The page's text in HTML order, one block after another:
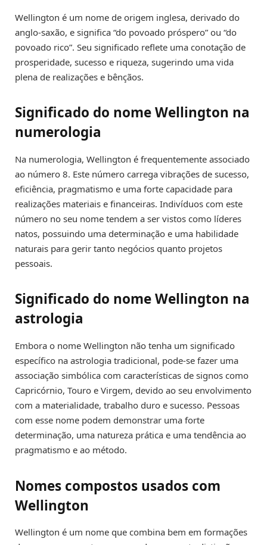
Wellington é um nome de origem inglesa, derivado do
anglo-saxão, e significa “do povoado próspero” ou “do
povoado rico”. Seu significado reflete uma conotação de
prosperidade, sucesso e riqueza, sugerindo uma vida
plena de realizações e bênçãos.
Significado do nome Wellington na
numerologia
Na numerologia, Wellington é frequentemente associado
ao número 8. Este número carrega vibrações de sucesso,
eficiência, pragmatismo e uma forte capacidade para
realizações materiais e financeiras. Indivíduos com este
número no seu nome tendem a ser vistos como líderes
natos, possuindo uma determinação e uma habilidade
naturais para gerir tanto negócios quanto projetos
pessoais.
Significado do nome Wellington na
astrologia
Embora o nome Wellington não tenha um significado
específico na astrologia tradicional, pode-se fazer uma
associação simbólica com características de signos como
Capricórnio, Touro e Virgem, devido ao seu envolvimento
com a materialidade, trabalho duro e sucesso. Pessoas
com esse nome podem demonstrar uma forte
determinação, uma natureza prática e uma tendência ao
pragmatismo e ao método.
Nomes compostos usados com
Wellington
Wellington é um nome que combina bem em formações